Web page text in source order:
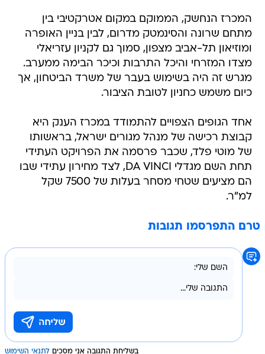
המכרז הנחשק, הממוקם במקום אטרקטיבי בין
מתחם שרונה והסינמטק מדרום, לבין בניין האופרה
ומוזיאון תל-אביב מצפון, סמוך גם לקניון עזריאלי
מצדו המזרחי והיכל התרבות וכיכר הבימה ממערב.
מגרש זה היה בשימוש בעבר של משרד הביטחון, אך
כיום משמש כחניון לטובת הציבור.
אחד הגופים הצפויים להתמודד במכרז הענק היא
קבוצת רכישה של מנהל מגורים ישראל, בראשותו
של מוטי פלד, שכבר פרסמה את הפרויקט העתידי
תחת השם מגדלי DA VINCI, לצד מחירון עתידי שבו
הם מציעים שטחי מסחר בעלות של 7500 שקל
למ"ר.
טרם התפרסמו תגובות
בשליחת התגובה אני מסכים לתנאי השימוש